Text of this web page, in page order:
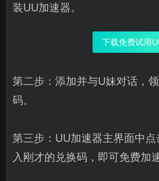
装UU加速器。
下载免费试用
第二步：添加并与U妹对话，
码。
第三步：UU加速器主界面中点
入刚才的兑换码，即可免费加